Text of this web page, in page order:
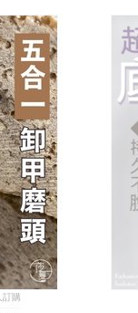
訂購